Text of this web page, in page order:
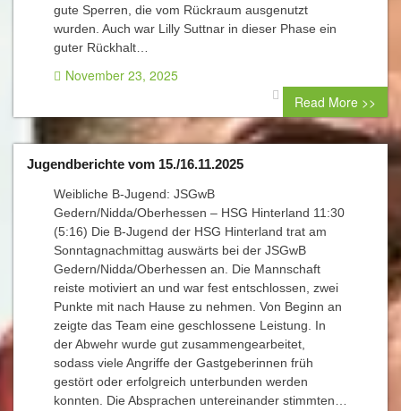
gute Sperren, die vom Rückraum ausgenutzt
wurden. Auch war Lilly Suttnar in dieser Phase ein
guter Rückhalt…
November 23, 2025
0 comment
Read More >>
Jugendberichte vom 15./16.11.2025
Weibliche B-Jugend: JSGwB
Gedern/Nidda/Oberhessen – HSG Hinterland 11:30
(5:16) Die B-Jugend der HSG Hinterland trat am
Sonntagnachmittag auswärts bei der JSGwB
Gedern/Nidda/Oberhessen an. Die Mannschaft
reiste motiviert an und war fest entschlossen, zwei
Punkte mit nach Hause zu nehmen. Von Beginn an
zeigte das Team eine geschlossene Leistung. In
der Abwehr wurde gut zusammengearbeitet,
sodass viele Angriffe der Gastgeberinnen früh
gestört oder erfolgreich unterbunden werden
konnten. Die Absprachen untereinander stimmten…